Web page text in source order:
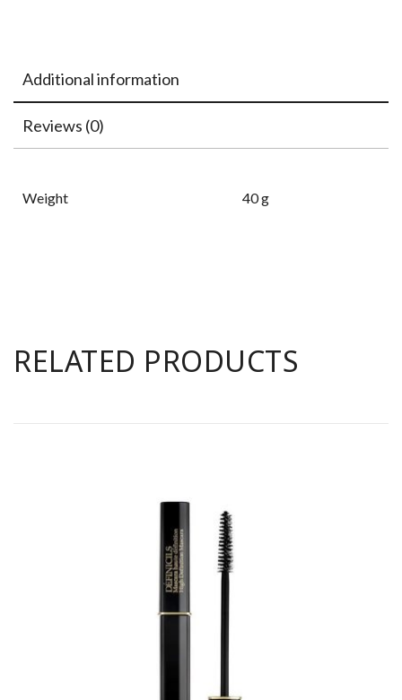
Additional information
Reviews (0)
Weight 40 g
RELATED PRODUCTS